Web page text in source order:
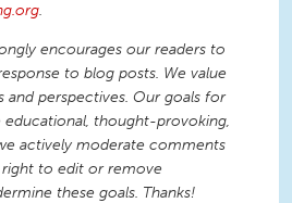
.
encourages our readers to
to blog posts. We value
and perspectives. Our goals for
educational, thought-provoking,
actively moderate comments
to edit or remove
these goals. Thanks!